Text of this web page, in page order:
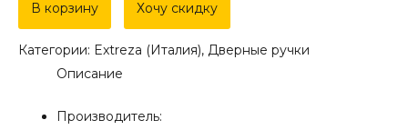
Дверная
ручка
Extreza
"PETRA"
В корзину Хочу скидку
Категории: Extreza (Италия), Дверные ручки
Описание
Производитель: